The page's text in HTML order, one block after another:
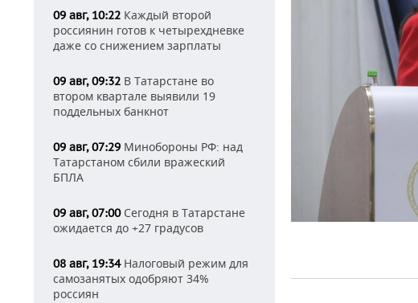
09 авг, 10:22 Каждый второй
россиянин готов к четырехдневке
даже со снижением зарплаты
09 авг, 09:32 В Татарстане во
втором квартале выявили 19
поддельных банкнот
09 авг, 07:29 Минобороны РФ: над
Татарстаном сбили вражеский
БПЛА
09 авг, 07:00Сегодня в Татарстане
ожидается до +27 градусов
08 авг, 19:34Налоговый режим для
самозанятых одобряют 34%
россиян